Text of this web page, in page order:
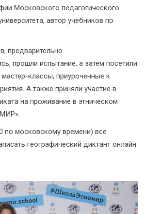
Московского педагогического
автор учебников по
предварительно
прошли испытание, а затем посетили
классы, приуроченные к
А также приняли участие в
на проживание в этническом
по московскому времени) все
географический диктант онлайн: